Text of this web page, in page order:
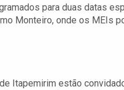
para duas datas
Monteiro, onde os MEIs
Itapemirim estão